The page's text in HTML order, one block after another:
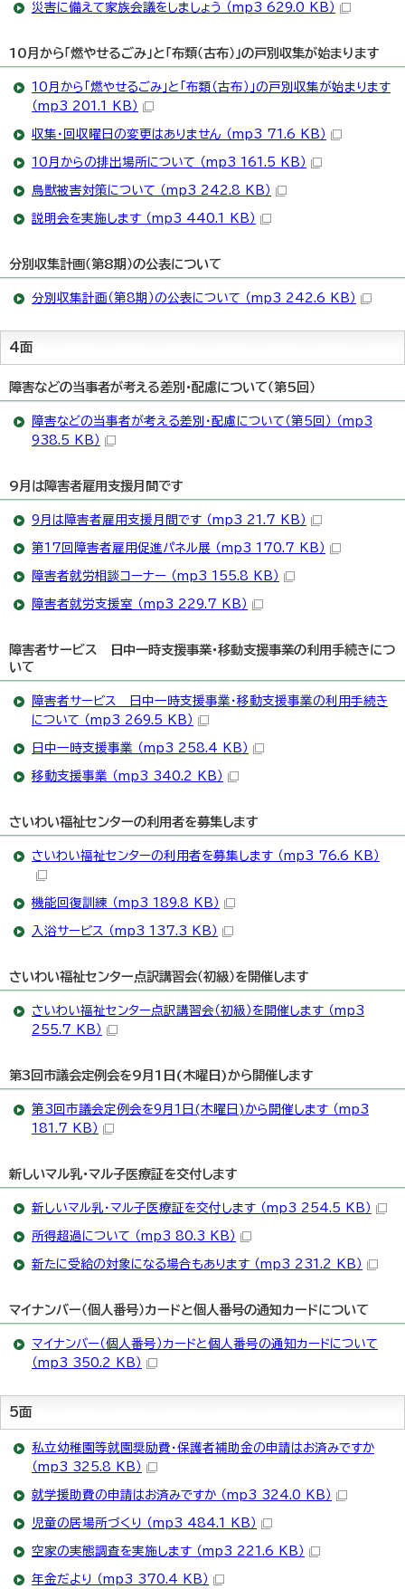
災害に備えて家族会議をしましょう （mp3 629.0 KB）
10月から「燃やせるごみ」と「布類（古布）」の戸別収集が始まります
10月から「燃やせるごみ」と「布類（古布）」の戸別収集が始まります
（mp3 201.1 KB）
収集・回収曜日の変更はありません （mp3 71.6 KB）
10月からの排出場所について （mp3 161.5 KB）
鳥獣被害対策について （mp3 242.8 KB）
説明会を実施します （mp3 440.1 KB）
分別収集計画（第8期）の公表について
分別収集計画（第8期）の公表について （mp3 242.6 KB）
4面
障害などの当事者が考える差別・配慮について（第5回）
障害などの当事者が考える差別・配慮について（第5回） （mp3
938.5 KB）
9月は障害者雇用支援月間です
9月は障害者雇用支援月間です （mp3 21.7 KB）
第17回障害者雇用促進パネル展 （mp3 170.7 KB）
障害者就労相談コーナー （mp3 155.8 KB）
障害者就労支援室 （mp3 229.7 KB）
障害者サービス 日中一時支援事業・移動支援事業の利用手続きにつ
いて
障害者サービス 日中一時支援事業・移動支援事業の利用手続き
について （mp3 269.5 KB）
日中一時支援事業 （mp3 258.4 KB）
移動支援事業 （mp3 340.2 KB）
さいわい福祉センターの利用者を募集します
さいわい福祉センターの利用者を募集します （mp3 76.6 KB）
機能回復訓練 （mp3 189.8 KB）
入浴サービス （mp3 137.3 KB）
さいわい福祉センター点訳講習会（初級）を開催します
さいわい福祉センター点訳講習会（初級）を開催します （mp3
255.7 KB）
第3回市議会定例会を9月1日(木曜日)から開催します
第3回市議会定例会を9月1日(木曜日)から開催します （mp3
181.7 KB）
新しいマル乳・マル子医療証を交付します
新しいマル乳・マル子医療証を交付します （mp3 254.5 KB）
所得超過について （mp3 80.3 KB）
新たに受給の対象になる場合もあります （mp3 231.2 KB）
マイナンバー（個人番号）カードと個人番号の通知カードについて
マイナンバー（個人番号）カードと個人番号の通知カードについて
（mp3 350.2 KB）
5面
私立幼稚園等就園奨励費・保護者補助金の申請はお済みですか
（mp3 325.8 KB）
就学援助費の申請はお済みですか （mp3 324.0 KB）
児童の居場所づくり （mp3 484.1 KB）
空家の実態調査を実施します （mp3 221.6 KB）
年金だより （mp3 370.4 KB）